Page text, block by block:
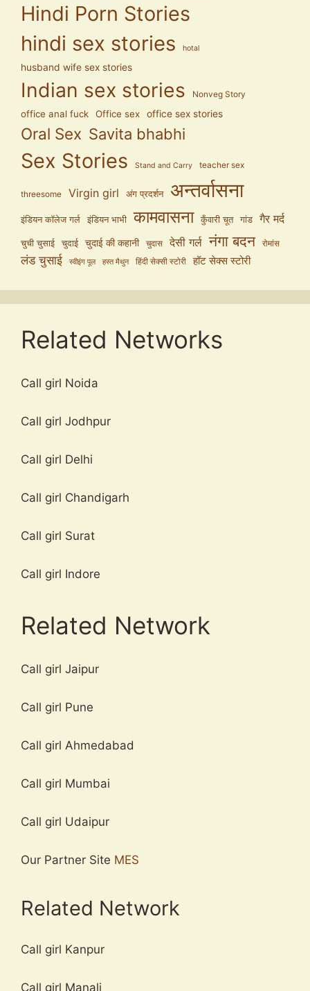
Hindi Porn Stories
hindi sex stories
hotal
husband wife sex stories
Indian sex stories Nonveg Story
office anal fuck Office sex office sex stories
Oral Sex Savita bhabhi
Sex Stories Stand and Carry teacher sex
threesome Virgin girl अंग प्रदर्शन अन्तर्वासना
इंडियन कॉलेज गर्ल इंडियन भाभी कामवासना कुँवारी चूत गांड गैर मर्द
चुची चुसाई चुदाई चुदाई की कहानी चुदास देसी गर्ल नंगा बदन रोमांस
लंड चुसाई स्वीइंग पूल हस्त मैथुन हिंदी सेक्सी स्टोरी हॉट सेक्स स्टोरी
Related Networks
Call girl Noida
Call girl Jodhpur
Call girl Delhi
Call girl Chandigarh
Call girl Surat
Call girl Indore
Related Network
Call girl Jaipur
Call girl Pune
Call girl Ahmedabad
Call girl Mumbai
Call girl Udaipur
Our Partner Site MES
Related Network
Call girl Kanpur
Call girl Manali